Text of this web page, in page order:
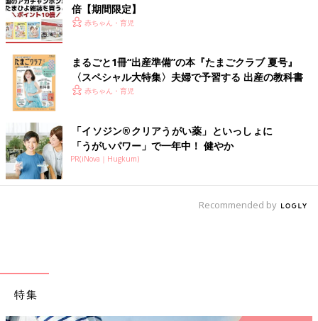
倍【期間限定】
赤ちゃん・育児
まるごと1冊“出産準備”の本『たまごクラブ 夏号』
〈スペシャル大特集〉夫婦で予習する 出産の教科書
赤ちゃん・育児
「イソジン®クリアうがい薬」といっしょに
「うがいパワー」で一年中！ 健やか
PR(iNova｜Hugkum)
Recommended by
特集